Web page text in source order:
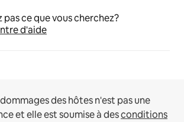
pas ce que vous cherchez?
d'aide
des hôtes n'est pas une
et elle est soumise à desconditions